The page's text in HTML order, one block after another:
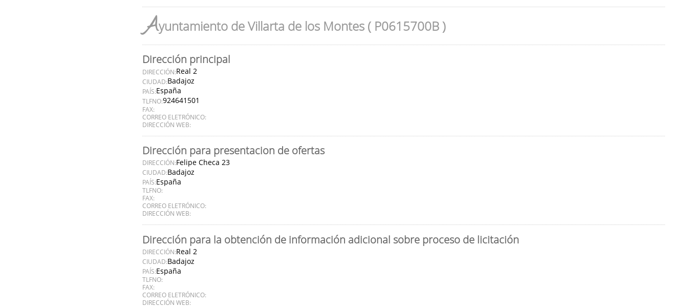
Ayuntamiento de Villarta de los Montes ( P0615700B )
Dirección principal
DIRECCIÓN:Real 2
CIUDAD:Badajoz
PAÍS:España
TLFNO:924641501
FAX:
CORREO ELETRÓNICO:
DIRECCIÓN WEB:
Dirección para presentacion de ofertas
DIRECCIÓN:Felipe Checa 23
CIUDAD:Badajoz
PAÍS:España
TLFNO:
FAX:
CORREO ELETRÓNICO:
DIRECCIÓN WEB:
Dirección para la obtención de información adicional sobre proceso de licitación
DIRECCIÓN:Real 2
CIUDAD:Badajoz
PAÍS:España
TLFNO:
FAX:
CORREO ELETRÓNICO:
DIRECCIÓN WEB: